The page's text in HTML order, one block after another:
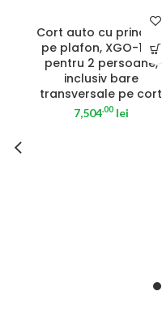
Cort auto cu prindere
pe plafon, XGO-13A,
pentru 2 persoane,
inclusiv bare
transversale pe cort
7,504.00 lei